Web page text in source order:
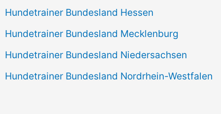
Hundetrainer Bundesland Hessen
Hundetrainer Bundesland Mecklenburg
Hundetrainer Bundesland Niedersachsen
Hundetrainer Bundesland Nordrhein-Westfalen